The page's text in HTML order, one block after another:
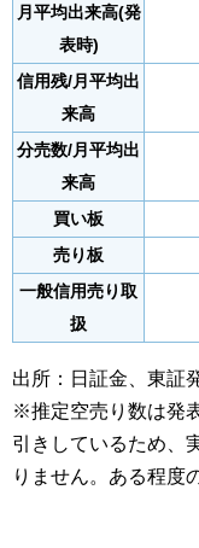
月平均出来高(発
表時)
信用残/月平均出
来高
分売数/月平均出
来高
買い板
売り板
一般信用売り取
扱
出所：日証金、東証
※推定空売り数は発
引きしているため、
りません。ある程度